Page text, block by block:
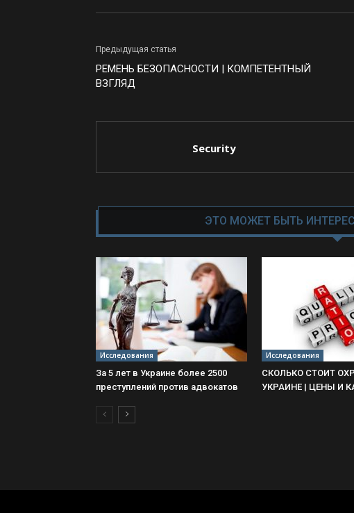
Предыдущая статья
РЕМЕНЬ БЕЗОПАСНОСТИ | КОМПЕТЕНТНЫЙ
ВЗГЛЯД
Security
ЭТО МОЖЕТ БЫТЬ
Исследования
За 5 лет в Украине более 2500
преступлений против адвокатов
Исследования
СКОЛЬКО СТОИТ
УКРАИНЕ | ЦЕНЫ И